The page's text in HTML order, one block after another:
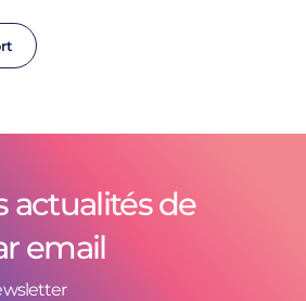
actualités de
email